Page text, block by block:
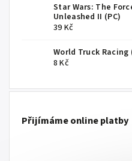
Star Wars: The
Unleashed II (PC)
39 Kč
World Truck Racing
8 Kč
Přijímáme online platby